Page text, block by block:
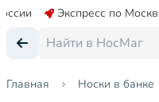
Экспресс по
Главная Носки в банке